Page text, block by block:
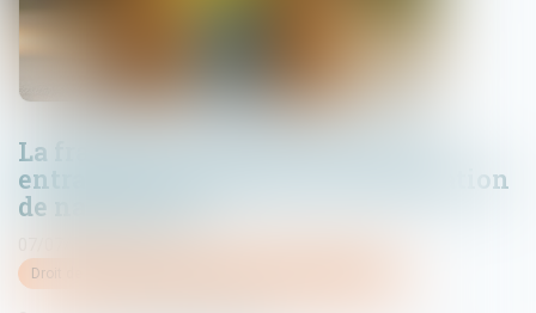
La fraude à la communauté de vie
entraîne l’annulation de la déclaration
de nationalité
Droit de la famille, des personnes et de leur patrimoine